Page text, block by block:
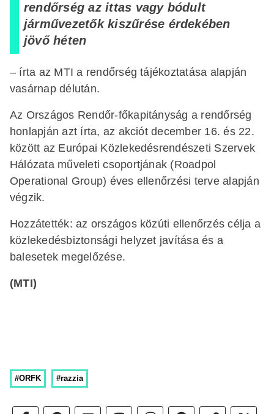
rendőrség az ittas vagy bódult
járművezetők kiszűrése érdekében
jövő héten
– írta az MTI a rendőrség tájékoztatása alapján
vasárnap délután.
Az Országos Rendőr-főkapitányság a rendőrség
honlapján azt írta, az akciót december 16. és 22.
között az Európai Közlekedésrendészeti Szervek
Hálózata műveleti csoportjának (Roadpol
Operational Group) éves ellenőrzési terve alapján
végzik.
Hozzátették: az országos közúti ellenőrzés célja a
közlekedésbiztonsági helyzet javítása és a
balesetek megelőzése.
(MTI)
#ORFK #razzia